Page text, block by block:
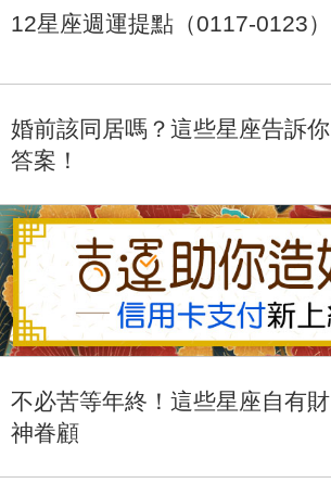
12星座週運提點（0117-0123）
婚前該同居嗎？這些星座告訴你
答案！
不必苦等年終！這些星座自有財
神眷顧